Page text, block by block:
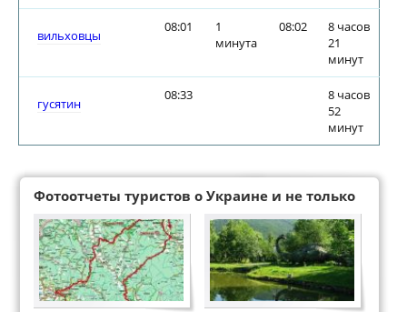
вильховцы
08:01
1
минута
08:02
8 часов
21
минут
гусятин
08:33
8 часов
52
минут
Фотоотчеты туристов о Украине и не только